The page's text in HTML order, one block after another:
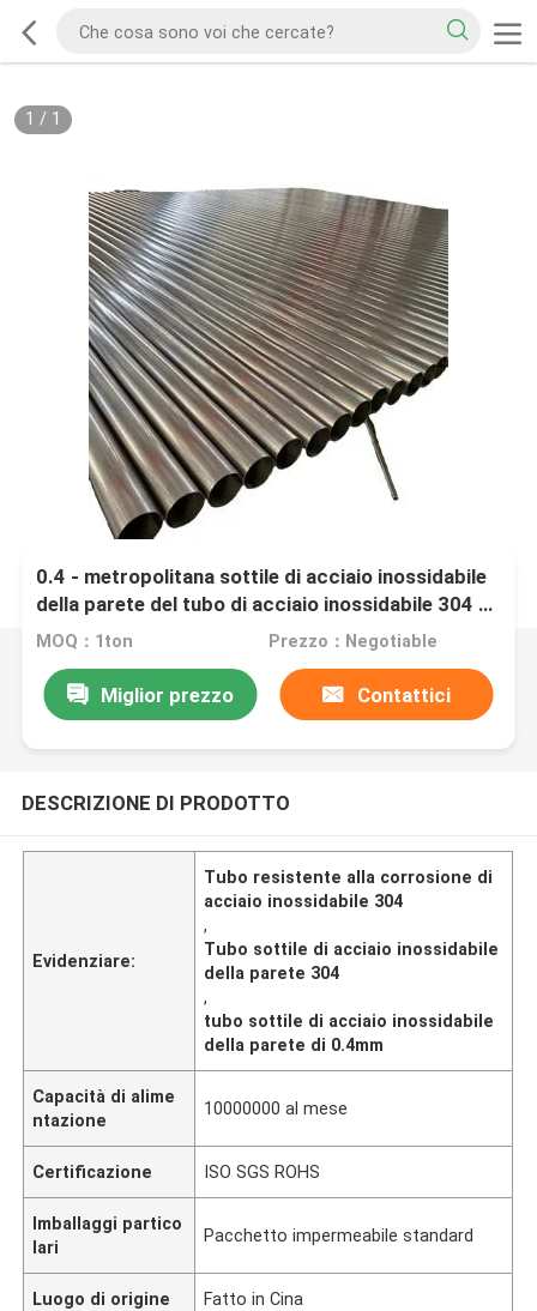
1 / 1
0.4 - metropolitana sottile di acciaio inossidabile
della parete del tubo di acciaio inossidabile 304 di
30mm
MOQ：1ton Prezzo：Negotiable
Miglior prezzo Contattici
DESCRIZIONE DI PRODOTTO
Evidenziare:
Tubo resistente alla corrosione di
acciaio inossidabile 304
,
Tubo sottile di acciaio inossidabile
della parete 304
,
tubo sottile di acciaio inossidabile
della parete di 0.4mm
Capacità di alime
ntazione
10000000 al mese
Certificazione ISO SGS ROHS
Imballaggi partico
lari
Pacchetto impermeabile standard
Luogo di origine Fatto in Cina